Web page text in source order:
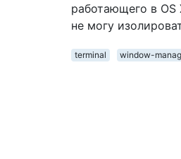
работающего в
не могу
terminal window-